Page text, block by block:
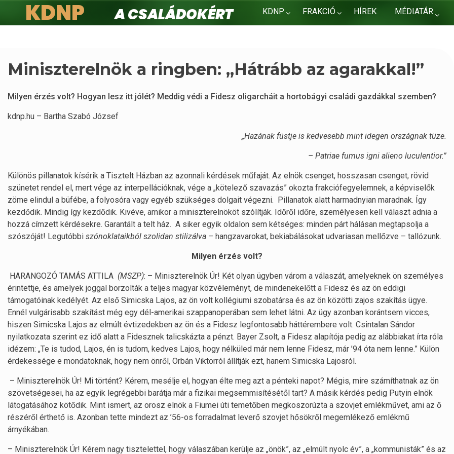
KDNP FRAKCIÓ HÍREK MÉDIATÁR
KDNP
A családokért.
Miniszterelnök a ringben: „Hátrább az agarakkal!”
Milyen érzés volt? Hogyan lesz itt jólét? Meddig védi a Fidesz oligarcháit a hortobágyi családi gazdákkal szemben?
kdnp.hu – Bartha Szabó József
„Hazának füstje is kedvesebb mint idegen országnak tüze.
– Patriae fumus igni alieno luculentior.”
Különös pillanatok kísérik a Tisztelt Házban az azonnali kérdések műfaját. Az elnök csenget, hosszasan csenget, rövid
szünetet rendel el, mert vége az interpellációknak, vége a „kötelező szavazás” okozta frakciófegyelemnek, a képviselők
zöme elindul a büfébe, a folyosóra vagy egyéb szükséges dolgait végezni. Pillanatok alatt harmadnyian maradnak. Így
kezdődik. Mindig így kezdődik. Kivéve, amikor a miniszterelnököt szólítják. Időről időre, személyesen kell választ adnia a
hozzá címzett kérdésekre. Garantált a telt ház. A siker egyik oldalon sem kétséges: minden párt hálásan megtapsolja a
szószóját! Legutóbbi szónoklataikból szolidan stilizálva – hangzavarokat, bekiabálásokat udvariasan mellőzve – tallózunk.
Milyen érzés volt?
HARANGOZÓ TAMÁS ATTILA (MSZP): – Miniszterelnök Úr! Két olyan ügyben várom a válaszát, amelyeknek ön személyes
érintettje, és amelyek joggal borzolták a teljes magyar közvéleményt, de mindenekelőtt a Fidesz és az ön eddigi
támogatóinak kedélyét. Az első Simicska Lajos, az ön volt kollégiumi szobatársa és az ön közötti zajos szakítás ügye.
Ennél vulgárisabb szakítást még egy dél-amerikai szappanoperában sem lehet látni. Az ügy azonban korántsem vicces,
hiszen Simicska Lajos az elmúlt évtizedekben az ön és a Fidesz legfontosabb háttérembere volt. Csintalan Sándor
nyilatkozata szerint ez idő alatt a Fidesznek talicskázta a pénzt. Bayer Zsolt, a Fidesz alapítója pedig az alábbiakat írta róla
idézem: „Te is tudod, Lajos, én is tudom, kedves Lajos, hogy nélküled már nem lenne Fidesz, már ’94 óta nem lenne.” Külön
érdekessége e mondatoknak, hogy nem önről, Orbán Viktorról állítják ezt, hanem Simicska Lajosról.
– Miniszterelnök Úr! Mi történt? Kérem, mesélje el, hogyan élte meg azt a pénteki napot? Mégis, mire számíthatnak az ön
szövetségesei, ha az egyik legrégebbi barátja már a fizikai megsemmisítésétől tart? A másik kérdés pedig Putyin elnök
látogatásához kötődik. Mint ismert, az orosz elnök a Fiumei úti temetőben megkoszorúzta a szovjet emlékművet, ami az ő
részéről érthető is. Azonban tette mindezt az ’56-os forradalmat leverő szovjet hősökről megemlékező emlékmű
árnyékában.
– Miniszterelnök Úr! Kérem nagy tisztelettel, hogy válaszában kerülje az „önök”, az „elmúlt nyolc év”, a „kommunisták” és az